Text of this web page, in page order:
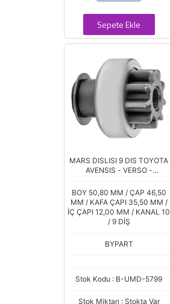
Sepete Ekle
MARS DISLISI 9 DIS TOYOTA
AVENSIS - VERSO -
BOY 50,80 MM / ÇAP 46,50
MM / KAFA ÇAPI 35,50 MM /
İÇ ÇAPI 12,00 MM / KANAL 10
/ 9 DİŞ
BYPART
Stok Kodu : B-UMD-5799
Stok Miktarı : Stokta Var